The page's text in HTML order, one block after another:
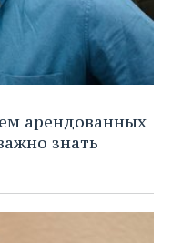
арендованных
знать